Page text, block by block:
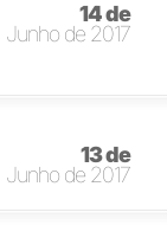
14 de
Junho de 2017
13 de
Junho de 2017